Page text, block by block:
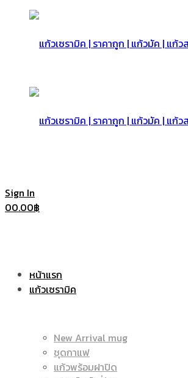
Sign In
00.00฿
หน้าแรก
แก้วเซรามิค
New Arrival mug
ชุดกาแฟ
แก้วพร้อมฝาปิด